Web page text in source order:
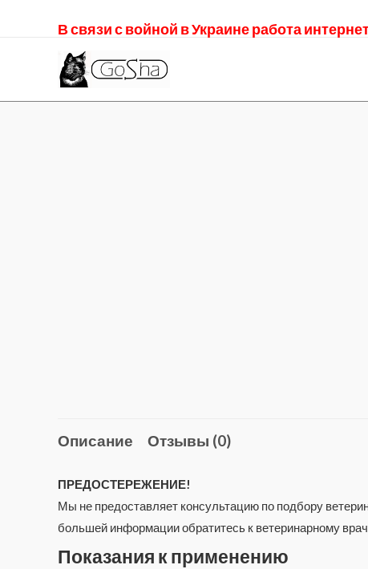
В связи с войной в Украине работа
Описание Отзывы (0)
ПРЕДОСТЕРЕЖЕНИЕ!
Мы не предоставляет консультацию по подбору
большей информации обратитесь к ветеринарному
Показания к применению